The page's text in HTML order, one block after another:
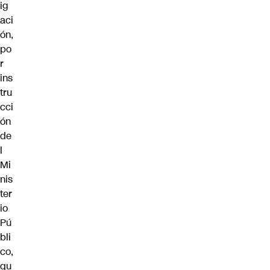
ig
aci
ón,
po
r
ins
tru
cci
ón
de
l
Mi
nis
ter
io
Pú
bli
co,
qu